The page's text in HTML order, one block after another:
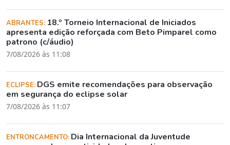
ABRANTES: 18.º Torneio Internacional de Iniciados
apresenta edição reforçada com Beto Pimparel como
patrono (c/áudio)
7/08/2026 às 11:08
ECLIPSE: DGS emite recomendações para observação
em segurança do eclipse solar
7/08/2026 às 11:07
ENTRONCAMENTO: Dia Internacional da Juventude